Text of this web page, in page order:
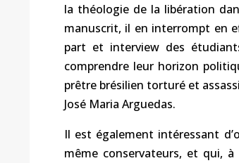
la théologie de la libération
manuscrit, il en interrompt en
part et interview des
comprendre leur horizon
prêtre brésilien torturé et
José Maria Arguedas.
Il est également intéressant
même conservateurs, et qui,